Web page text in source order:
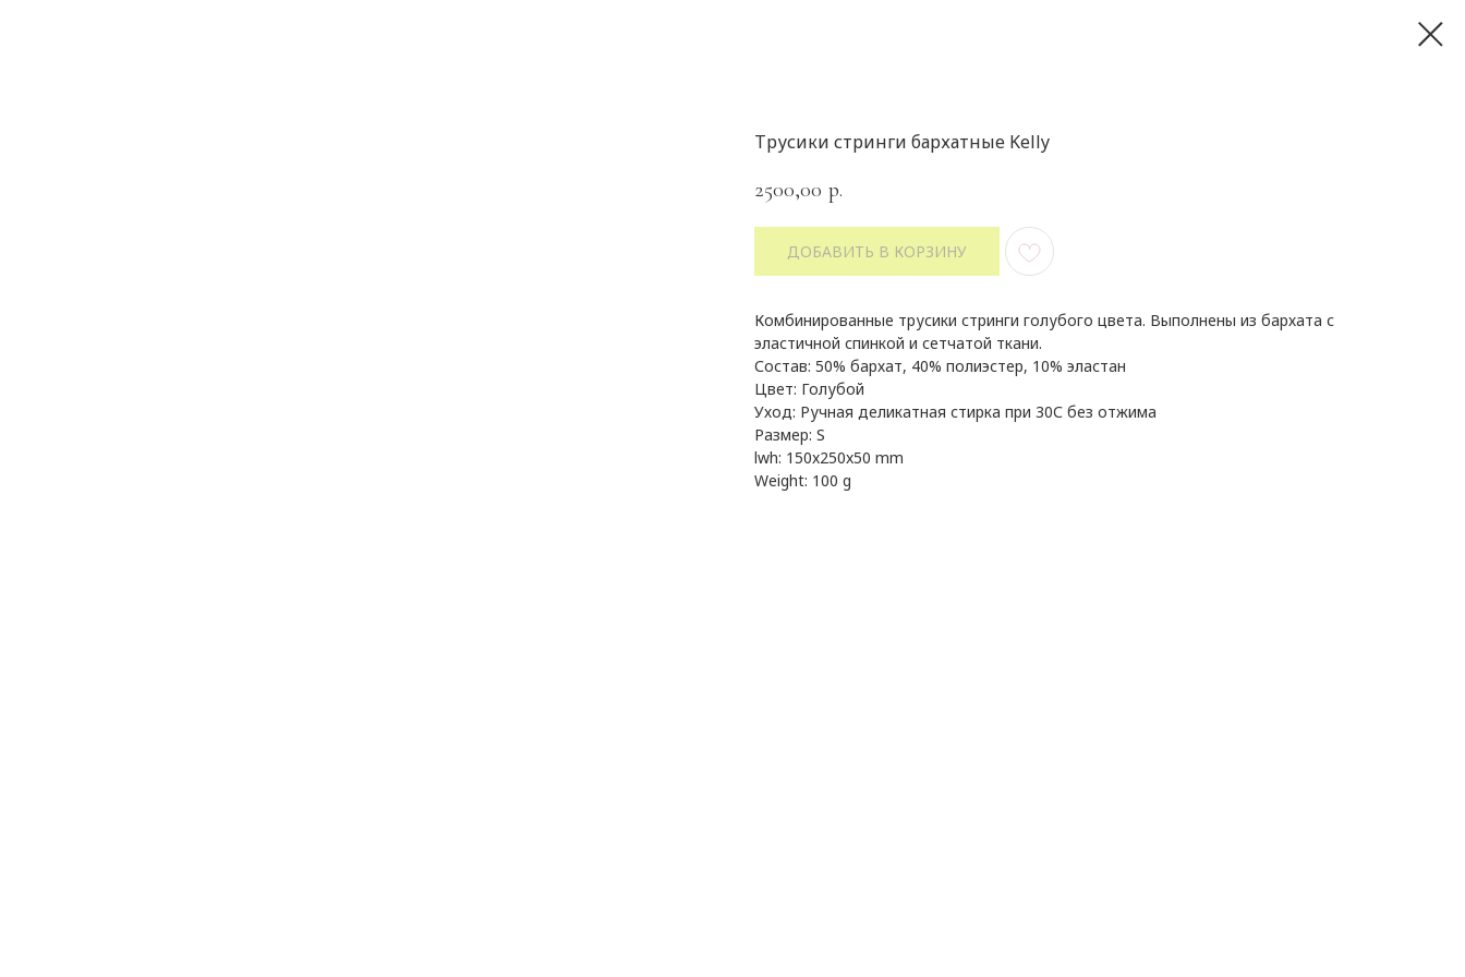
Трусики стринги бархатные Kelly
2500,00 р.
ДОБАВИТЬ В КОРЗИНУ
Комбинированные трусики стринги голубого цвета. Выполнены из бархата с
эластичной спинкой и сетчатой ткани.
Состав: 50% бархат, 40% полиэстер, 10% эластан
Цвет: Голубой
Уход: Ручная деликатная стирка при 30С без отжима
Размер: S
lwh: 150x250x50 mm
Weight: 100 g